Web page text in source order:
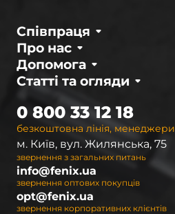
Про нас
Співпраця
Статті та огляди
Допомога
безкоштовна лінія, менеджери
0 800 33 12 18
м. Київ, вул. Жилянська, 75
звернення з загальних питань
info@fenix.ua
звернення оптових покупців
opt@fenix.ua
звернення корпоративних клієнтів